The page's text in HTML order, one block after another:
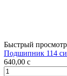
Быстрый просмотр
Подшипник 114
640,00 c